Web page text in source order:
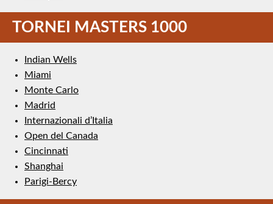
TORNEI MASTERS 1000
Indian Wells
Miami
Monte Carlo
Madrid
Internazionali d’Italia
Open del Canada
Cincinnati
Shanghai
Parigi-Bercy